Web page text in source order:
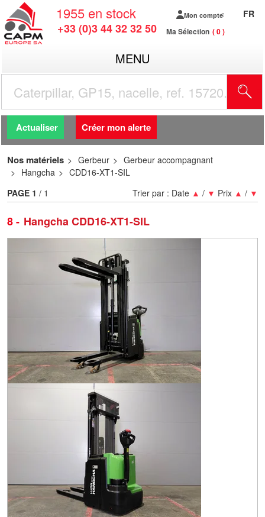
1955 en stock
+33 (0)3 44 32 32 50
Mon compte
Ma Sélection 0
FR
MENU
Actualiser Créer mon alerte
Nos matériels Gerbeur
Gerbeur accompagnant
Hangcha
CDD16-XT1-SIL
8 Hangcha CDD16-XT1-SIL
Trier par : Date ▲ / ▼ Prix ▲ / ▼
PAGE 1 / 1